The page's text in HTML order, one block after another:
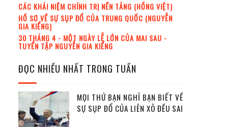
CÁC KHÁI NIỆM CHÍNH TRỊ NỀN TẢNG (HỒNG VIỆT)
HỒ SƠ VỀ SỰ SỤP ĐỔ CỦA TRUNG QUỐC (NGUYỄN
GIA KIỂNG)
30 THÁNG 4 - MỘT NGÀY LỄ LỚN CỦA MAI SAU -
TUYỂN TẬP NGUYỄN GIA KIỂNG
ĐỌC NHIỀU NHẤT TRONG TUẦN
MỌI THỨ BẠN NGHĨ BẠN BIẾT VỀ
SỰ SỤP ĐỔ CỦA LIÊN XÔ ĐỀU SAI